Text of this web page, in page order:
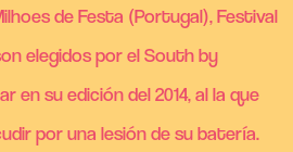
de Festa (Portugal), Festival
elegidos por el South by
en su edición del 2014, al la que
por una lesión de su batería.